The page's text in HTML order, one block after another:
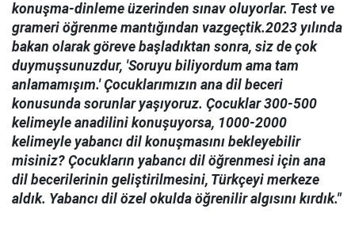
konuşma-dinleme üzerinden sınav oluyorlar. Test ve
grameri öğrenme mantığından vazgeçtik.2023 yılında
bakan olarak göreve başladıktan sonra, siz de çok
duymuşsunuzdur, 'Soruyu biliyordum ama tam
anlamamışım.' Çocuklarımızın ana dil beceri
konusunda sorunlar yaşıyoruz. Çocuklar 300-500
kelimeyle anadilini konuşuyorsa, 1000-2000
kelimeyle yabancı dil konuşmasını bekleyebilir
misiniz? Çocukların yabancı dil öğrenmesi için ana
dil becerilerinin geliştirilmesini, Türkçeyi merkeze
aldık. Yabancı dil özel okulda öğrenilir algısını kırdık."